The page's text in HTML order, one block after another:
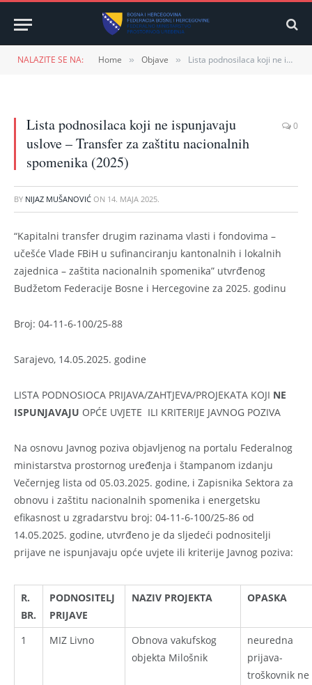
NALAZITE SE NA: Home » Objave » Lista podnosilaca koji ne ispunjavaju uslove – Transfer za zaštitu nacionalnih spomenika (2025)
Lista podnosilaca koji ne ispunjavaju
uslove – Transfer za zaštitu nacionalnih
spomenika (2025)
0
BY NIJAZ MUŠANOVIĆ ON 14. MAJA 2025.
“Kapitalni transfer drugim razinama vlasti i fondovima –
učešće Vlade FBiH u sufinanciranju kantonalnih i lokalnih
zajednica – zaštita nacionalnih spomenika” utvrđenog
Budžetom Federacije Bosne i Hercegovine za 2025. godinu
Broj: 04-11-6-100/25-88
Sarajevo, 14.05.2025. godine
LISTA PODNOSIOCA PRIJAVA/ZAHTJEVA/PROJEKATA KOJI NE
ISPUNJAVAJU OPĆE UVJETE ILI KRITERIJE JAVNOG POZIVA
Na osnovu Javnog poziva objavljenog na portalu Federalnog
ministarstva prostornog uređenja i štampanom izdanju
Večernjeg lista od 05.03.2025. godine, i Zapisnika Sektora za
obnovu i zaštitu nacionalnih spomenika i energetsku
efikasnost u zgradarstvu broj: 04-11-6-100/25-86 od
14.05.2025. godine, utvrđeno je da sljedeći podnositelji
prijave ne ispunjavaju opće uvjete ili kriterije Javnog poziva:
R.
BR.
PODNOSITELJ
PRIJAVE
NAZIV PROJEKTA OPASKA
1 MIZ Livno
Obnova vakufskog
objekta Milošnik
neuredna
prijava-
troškovnik ne